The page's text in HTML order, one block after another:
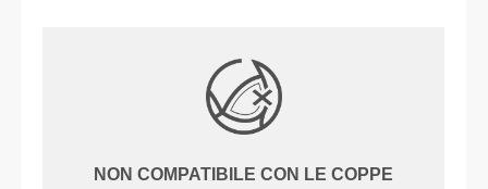
NON COMPATIBILE CON LE COPPE